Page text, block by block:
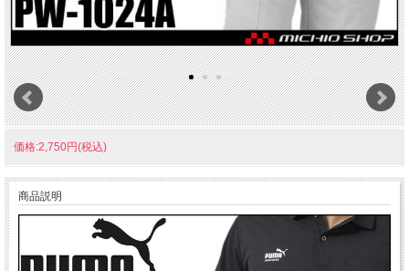
価格:2,750円(税込)
商品説明